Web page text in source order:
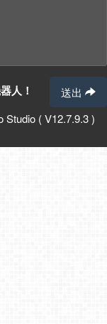
人！
送出
( V12.7.9.3 )